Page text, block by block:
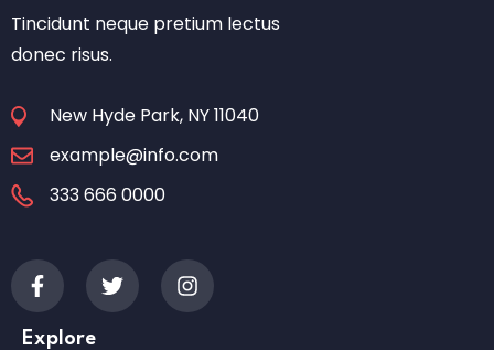
Tincidunt neque pretium lectus
donec risus.
New Hyde Park, NY 11040
example@info.com
333 666 0000
Explore